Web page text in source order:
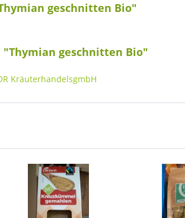
geschnitten Bio"
geschnitten Bio"
KräuterhandelsgmbH